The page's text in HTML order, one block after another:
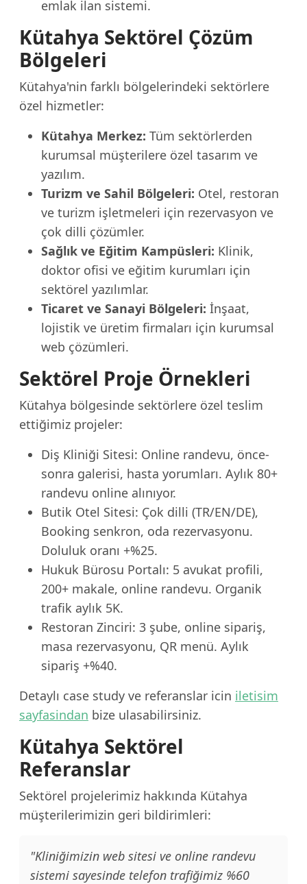
emlak ilan sistemi.
Kütahya Sektörel Çözüm
Bölgeleri
Kütahya'nin farklı bölgelerindeki sektörlere
özel hizmetler:
Kütahya Merkez: Tüm sektörlerden
kurumsal müşterilere özel tasarım ve
yazılım.
Turizm ve Sahil Bölgeleri: Otel, restoran
ve turizm işletmeleri için rezervasyon ve
çok dilli çözümler.
Sağlık ve Eğitim Kampüsleri: Klinik,
doktor ofisi ve eğitim kurumları için
sektörel yazılımlar.
Ticaret ve Sanayi Bölgeleri: İnşaat,
lojistik ve üretim firmaları için kurumsal
web çözümleri.
Sektörel Proje Örnekleri
Kütahya bölgesinde sektörlere özel teslim
ettiğimiz projeler:
Diş Kliniği Sitesi: Online randevu, önce-
sonra galerisi, hasta yorumları. Aylık 80+
randevu online alınıyor.
Butik Otel Sitesi: Çok dilli (TR/EN/DE),
Booking senkron, oda rezervasyonu.
Doluluk oranı +%25.
Hukuk Bürosu Portalı: 5 avukat profili,
200+ makale, online randevu. Organik
trafik aylık 5K.
Restoran Zinciri: 3 şube, online sipariş,
masa rezervasyonu, QR menü. Aylık
sipariş +%40.
Detaylı case study ve referanslar icin iletisim
sayfasindan bize ulasabilirsiniz.
Kütahya Sektörel
Referanslar
Sektörel projelerimiz hakkında Kütahya
müşterilerimizin geri bildirimleri:
"Kliniğimizin web sitesi ve online randevu
sistemi sayesinde telefon trafiğimiz %60